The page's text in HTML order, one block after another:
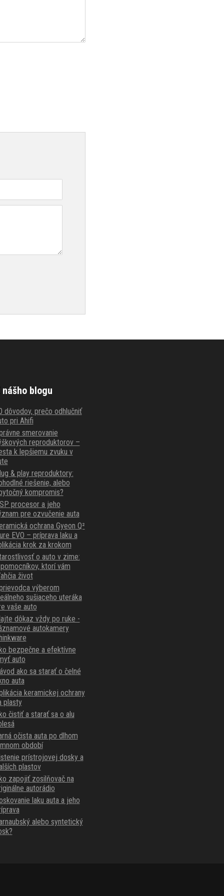
nášho blogu
dôvodov, prečo odhlučniť
pri Ahifi
smerovanie
reproduktorov –
k lepšiemu zvuku v
& play reproduktory:
riešenie, alebo
kompromis?
procesor a jeho
pre ozvučenie auta
ochrana Gyeon Q²
EVO – príprava laku a
krok za krokom
o auto v zime:
ktorí vám
život
výberom
sušiaceho uteráka
vaše auto
dôkaz vždy po ruke -
autokamery
bezpečne a efektívne
auto
ako sa starať o čelné
auta
keramickej ochrany
plasty
čistiť a starať sa o alu
očista auta po dlhom
období
prístrojovej dosky a
plastov
zapojiť zosilňovač na
autorádio
laku auta a jeho
alebo syntetický